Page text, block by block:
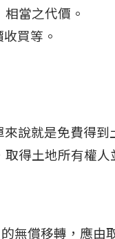
當之代價。
買等。
說就是免費得到
取得土地所有權
無償移轉，應